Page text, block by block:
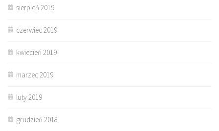
sierpień 2019
czerwiec 2019
kwiecień 2019
marzec 2019
luty 2019
grudzień 2018